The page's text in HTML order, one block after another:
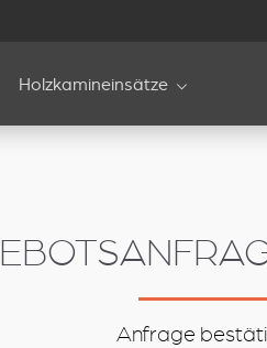
Holzkamineinsätze
Anfrage